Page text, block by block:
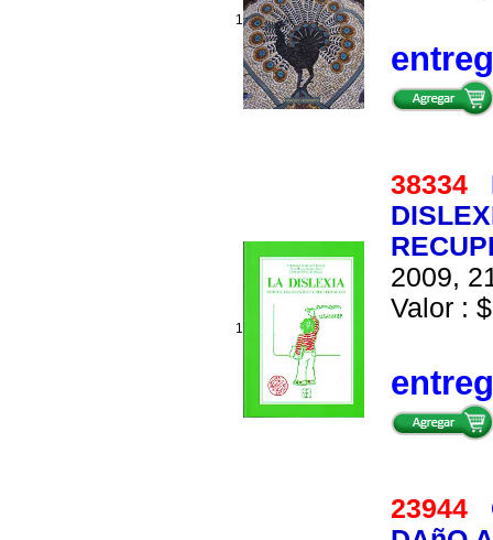
1
1
38334
2009,
Valor :
23944